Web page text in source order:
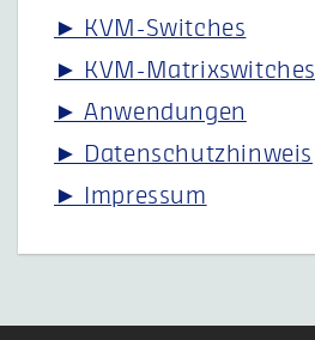
► KVM-Switches
► KVM-Matrixswitches
► Anwendungen
► Datenschutzhinweis
► Impressum